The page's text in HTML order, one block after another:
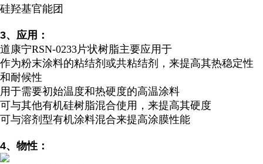
硅羟基官能团
3、应用：
道康宁RSN-0233片状树脂主要应用于
作为粉末涂料的粘结剂或共粘结剂，来提高其热稳定性
和耐候性
用于需要初始温度和热硬度的高温涂料
可与其他有机硅树脂混合使用，来提高其硬度
可与溶剂型有机涂料混合来提高涂膜性能
4、物性：